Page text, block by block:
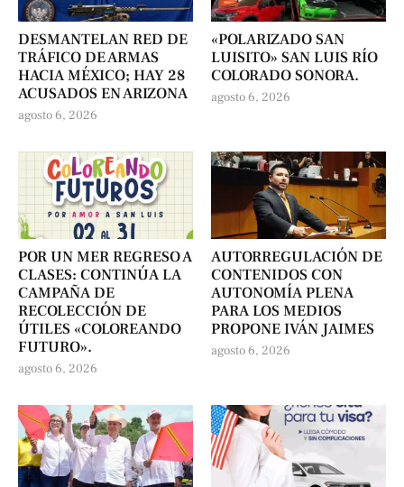
DESMANTELAN RED DE
TRÁFICO DE ARMAS
HACIA MÉXICO; HAY 28
ACUSADOS EN ARIZONA
agosto 6, 2026
«POLARIZADO SAN
LUISITO» SAN LUIS RÍO
COLORADO SONORA.
agosto 6, 2026
POR UN MER REGRESO A
CLASES: CONTINÚA LA
CAMPAÑA DE
RECOLECCIÓN DE
ÚTILES «COLOREANDO
FUTURO».
agosto 6, 2026
AUTORREGULACIÓN DE
CONTENIDOS CON
AUTONOMÍA PLENA
PARA LOS MEDIOS
PROPONE IVÁN JAIMES
agosto 6, 2026